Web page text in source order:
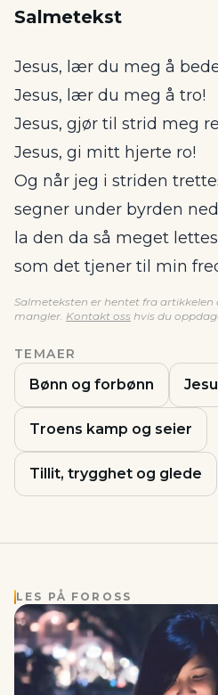
Salmetekst
Jesus, lær du meg å
Jesus, lær du meg å tro!
Jesus, gjør til strid meg
Jesus, gi mitt hjerte ro!
Og når jeg i striden
segner under byrden
la den da så meget lettes
som det tjener til min
Salmeteksten er hentet fra artikkelen
mangler. Kontakt oss hvis du
TEMAER
Bønn og forbønn
Troens kamp og seier
Tillit, trygghet og glede
LES PÅ FOROSS